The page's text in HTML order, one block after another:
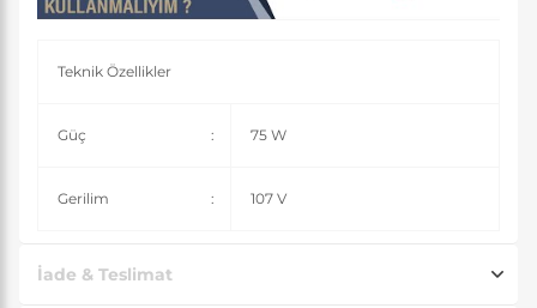
Teknik Özellikler
Güç : 75 W
Gerilim : 107 V
İade & Teslimat